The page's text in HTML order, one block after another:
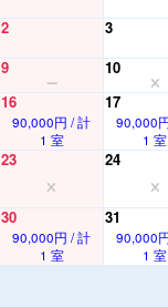
2
3
9
10
16
90,000円 / 計
1 室
17
90,000
1 室
23 24
30
90,000円 / 計
1 室
31
90,000
1 室